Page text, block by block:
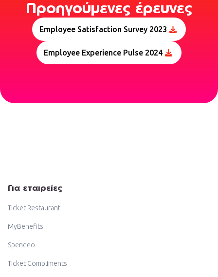
Προηγούμενες έρευνες
Employee Satisfaction Survey 2023
Employee Εxperience Pulse 2024
Για εταιρείες
Ticket Restaurant
MyBenefits
Spendeo
Ticket Compliments